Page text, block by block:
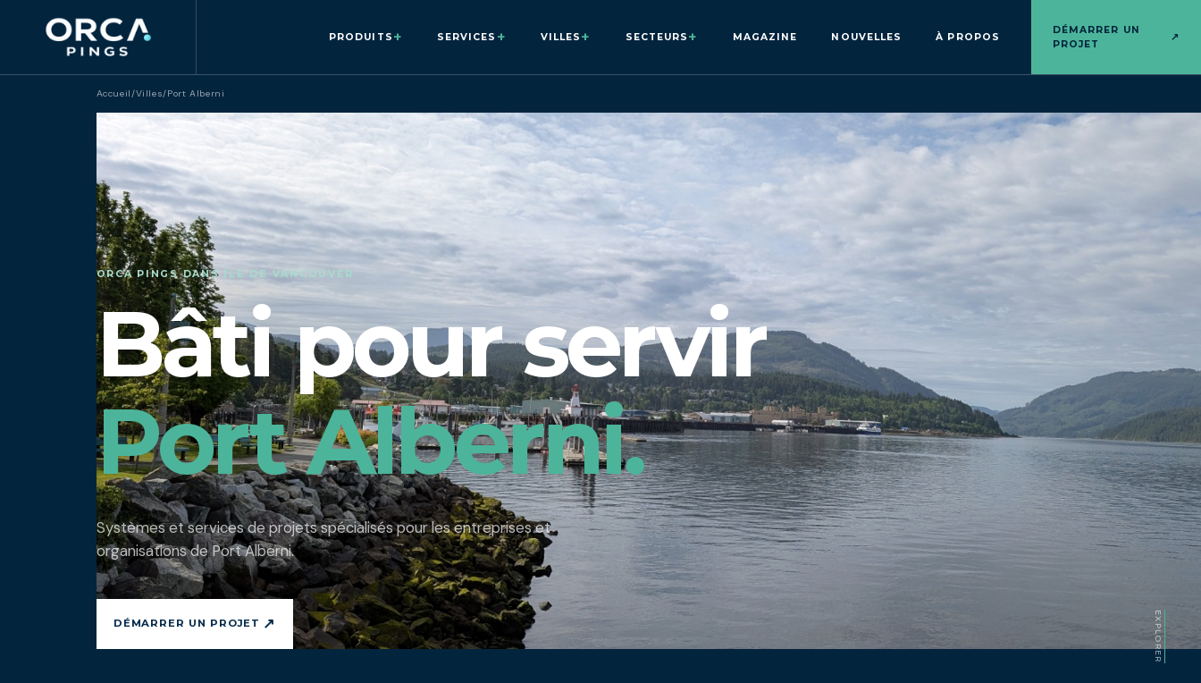
PRODUITS + SERVICES + VILLES + SECTEURS + MAGAZINE NOUVELLES À PROPOS
DÉMARRER UN
PROJET
↗
Accueil/Villes/Port Alberni
ORCA PINGS DANS ÎLE DE VANCOUVER
Bâti pour servir
Port Alberni.
Systèmes et services de projets spécialisés pour les entreprises et
organisations de Port Alberni.
DÉMARRER UN PROJET ↗ EXPLORER